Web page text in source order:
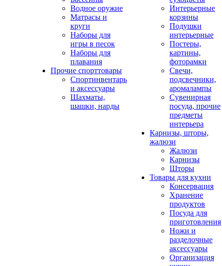
Водное оружие
Матрасы и
круги
Наборы для
игры в песок
Наборы для
плавания
Прочие спорттовары
Спортинвентарь
и аксессуары
Шахматы,
шашки, нарды
Интерьерные
корзины
Подушки
интерьерные
Постеры,
картины,
фоторамки
Свечи,
подсвечники,
аромалампы
Сувенирная
посуда, прочие
предметы
интерьера
Карнизы, шторы,
жалюзи
Жалюзи
Карнизы
Шторы
Товары для кухни
Консервация
Хранение
продуктов
Посуда для
приготовления
Ножи и
разделочные
аксессуары
Организация